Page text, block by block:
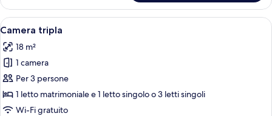
doppia
Apri
tutte
le
foto
per
Camera
tripla
Camera d'albergo con due letti, una
2
Camera tripla
18 m²
1 camera
Per 3 persone
1 letto matrimoniale e 1 letto singolo o 3 letti singoli
Wi-Fi gratuito